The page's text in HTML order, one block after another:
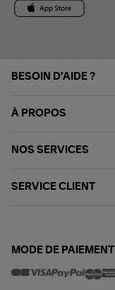
BESOIN D'AIDE ?
À PROPOS
NOS SERVICES
SERVICE CLIENT
MODE DE PAIEMENT